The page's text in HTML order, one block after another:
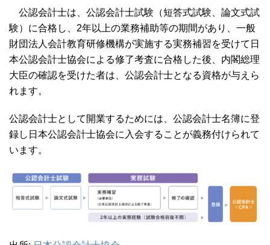
公認会計士は、公認会計士試験（短答式試験、論文式試
験）に合格し、2年以上の業務補助等の期間があり、一般
財団法人会計教育研修機構が実施する実務補習を受けて日
本公認会計士協会による修了考査に合格した後、内閣総理
大臣の確認を受けた者は、公認会計士となる資格が与えら
れます。
公認会計士として開業するためには、公認会計士名簿に登
録し日本公認会計士協会に入会することが義務付けられて
います。